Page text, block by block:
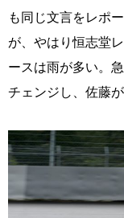
も同じ文言をレポ
が、やはり恒志堂
ースは雨が多い。
チェンジし、佐藤が